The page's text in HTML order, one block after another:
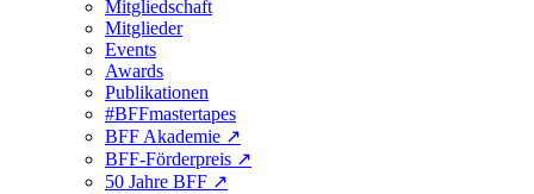
Mitgliedschaft
Mitglieder
Events
Awards
Publikationen
#BFFmastertapes
BFF Akademie ↗︎
BFF-Förderpreis ↗︎
50 Jahre BFF ↗︎